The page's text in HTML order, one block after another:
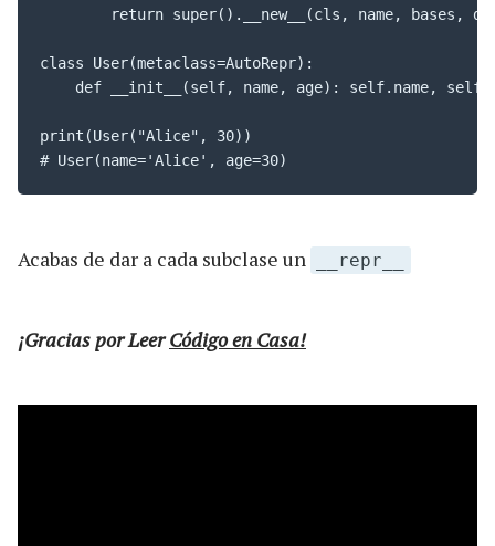
return super().__new__(cls, name, bases,
class User(metaclass=AutoRepr):
def __init__(self, name, age): self.name,
print(User("Alice", 30))
# User(name='Alice', age=30)
Acabas de dar a cada subclase un __repr__
¡Gracias porLeerCódigo en Casa!